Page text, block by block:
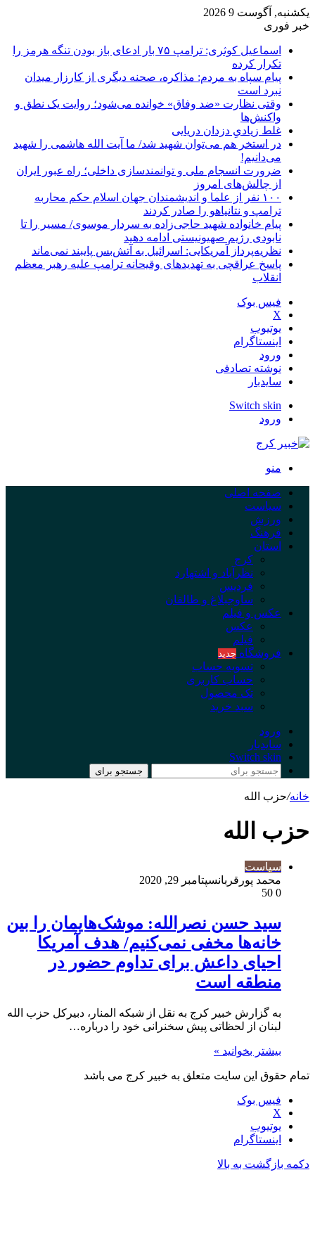
یکشنبه, آگوست 9 2026
خبر فوری
اسماعیل کوثری: ترامپ ۷۵ بار ادعای باز بودن تنگه هرمز را
تکرار کرده
پیام سپاه به مردم: مذاکره، صحنه دیگری از کارزار میدان
نبرد است
وقتی نظارت «ضد وفاق» خوانده می‌شود؛ روایت یک نطق و
واکنش‌ها
غلط زیادیِ دزدان دریایی
در استخر هم می‌توان شهید شد/ ما آیت الله هاشمی را شهید
می‌دانیم!
ضرورت انسجام ملی و توانمندسازی داخلی؛ راه عبور ایران
از چالش‌های امروز
۱۰۰ نفر از علما و اندیشمندان جهان اسلام حکم محاربه
ترامپ و نتانیاهو را صادر کردند
پیام خانواده شهید حاجی‌زاده به سردار موسوی/ مسیر را تا
نابودی رژیم صهیونیستی ادامه دهید
نظریه‌پرداز آمریکایی: اسرائیل به آتش‌بس پایبند نمی‌ماند
پاسخ عراقچی به تهدیدهای وقیحانه ترامپ علیه رهبر معظم
انقلاب
فیس بوک
X
یوتیوب
اینستاگرام
ورود
نوشته تصادفی
سایدبار
Switch skin
ورود
منو
صفحه اصلی
سیاست
ورزش
فرهنگ
استان
کرج
نظرآباد و اشتهارد
فردیس
ساوجبلاغ و طالقان
عکس و فیلم
عکس
فیلم
فروشگاه جدید
تسویه حساب
حساب کاربری
تک محصول
سبد خرید
ورود
سایدبار
Switch skin
جستجو برای
خانه/حزب الله
حزب الله
سیاست
محمد پورقربانسپتامبر 29, 2020
0
سید حسن نصرالله: موشک‌هایمان را بین
خانه‌ها مخفی نمی‌کنیم/ هدف آمریکا
احیای داعش برای تداوم حضور در
منطقه است
به گزارش خبیر کرج به نقل از شبکه المنار، دبیرکل حزب الله
لبنان از لحظاتی پیش سخنرانی خود را درباره…
بیشتر بخوانید »
تمام حقوق این سایت متعلق به خبیر کرج می باشد
فیس بوک
X
یوتیوب
اینستاگرام
دکمه بازگشت به بالا